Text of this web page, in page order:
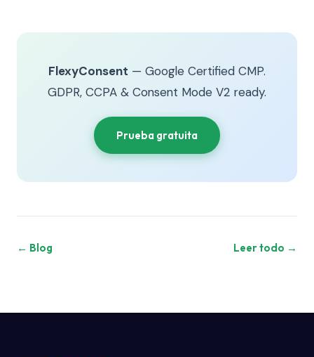
FlexyConsent — Google Certified CMP.
GDPR, CCPA & Consent Mode V2 ready.
Prueba gratuita
← Blog Leer todo →